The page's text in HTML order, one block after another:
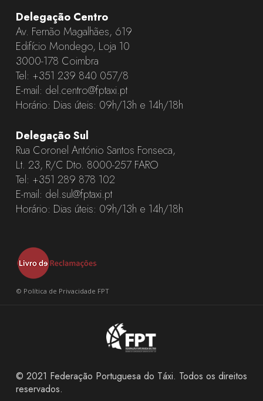
Delegação Centro
Av. Fernão Magalhães, 619
Edifício Mondego, Loja 10
3000-178 Coimbra
Tel: +351 239 840 057/8
E-mail: del.centro@fptaxi.pt
Horário: Dias úteis: 09h/13h e 14h/18h
Delegação Sul
Rua Coronel António Santos Fonseca,
Lt. 23, R/C Dto. 8000-257 FARO
Tel: +351 289 878 102
E-mail: del.sul@fptaxi.pt
Horário: Dias úteis: 09h/13h e 14h/18h
© Política de Privacidade FPT
© 2021 Federação Portuguesa do Táxi. Todos os direitos
reservados.